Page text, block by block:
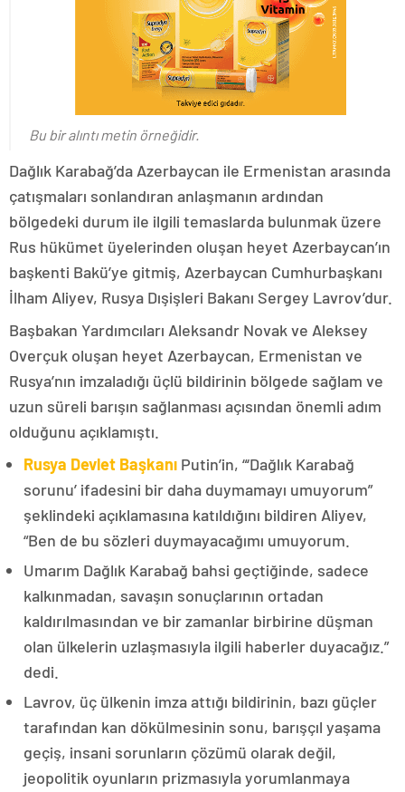
Bu bir alıntı metin örneğidir.
Dağlık Karabağ’da Azerbaycan ile Ermenistan arasında
çatışmaları sonlandıran anlaşmanın ardından
bölgedeki durum ile ilgili temaslarda bulunmak üzere
Rus hükümet üyelerinden oluşan heyet Azerbaycan’ın
başkenti Bakü’ye gitmiş, Azerbaycan Cumhurbaşkanı
İlham Aliyev, Rusya Dışişleri Bakanı Sergey Lavrov’dur.
Başbakan Yardımcıları Aleksandr Novak ve Aleksey
Overçuk oluşan heyet Azerbaycan, Ermenistan ve
Rusya’nın imzaladığı üçlü bildirinin bölgede sağlam ve
uzun süreli barışın sağlanması açısından önemli adım
olduğunu açıklamıştı.
Rusya Devlet Başkanı Putin’in, “‘Dağlık Karabağ
sorunu’ ifadesini bir daha duymamayı umuyorum”
şeklindeki açıklamasına katıldığını bildiren Aliyev,
“Ben de bu sözleri duymayacağımı umuyorum.
Umarım Dağlık Karabağ bahsi geçtiğinde, sadece
kalkınmadan, savaşın sonuçlarının ortadan
kaldırılmasından ve bir zamanlar birbirine düşman
olan ülkelerin uzlaşmasıyla ilgili haberler duyacağız.”
dedi.
Lavrov, üç ülkenin imza attığı bildirinin, bazı güçler
tarafından kan dökülmesinin sonu, barışçıl yaşama
geçiş, insani sorunların çözümü olarak değil,
jeopolitik oyunların prizmasıyla yorumlanmaya